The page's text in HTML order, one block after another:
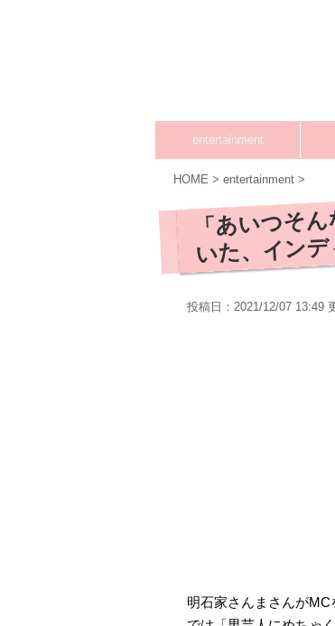
entertainment
HOME > entertainment >
「あいつそ
いた、イン
投稿日：2021/12/07 13:49
明石家さんまさんが